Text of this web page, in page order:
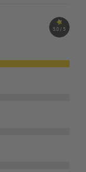
5.0 / 5